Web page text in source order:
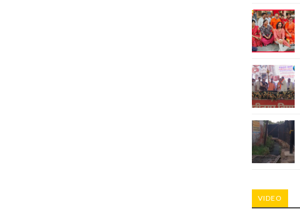
VIDEO